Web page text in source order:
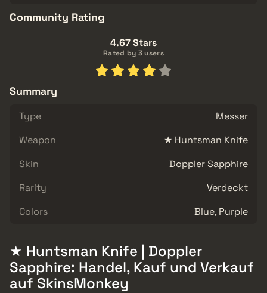
Community Rating
4.67 Stars
Rated by 3 users
Summary
Type
Messer
Weapon
★ Huntsman Knife
Skin
Doppler Sapphire
Rarity
Verdeckt
Colors
Blue, Purple
★ Huntsman Knife | Doppler
Sapphire: Handel, Kauf und Verkauf
auf SkinsMonkey